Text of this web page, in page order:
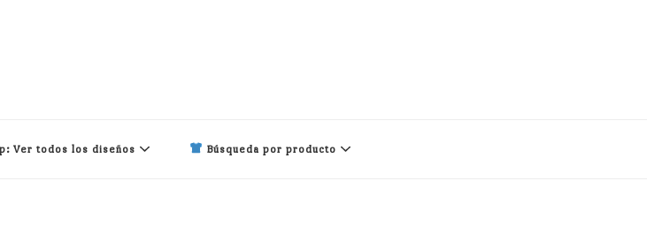
Ver todos los diseños Búsqueda por producto